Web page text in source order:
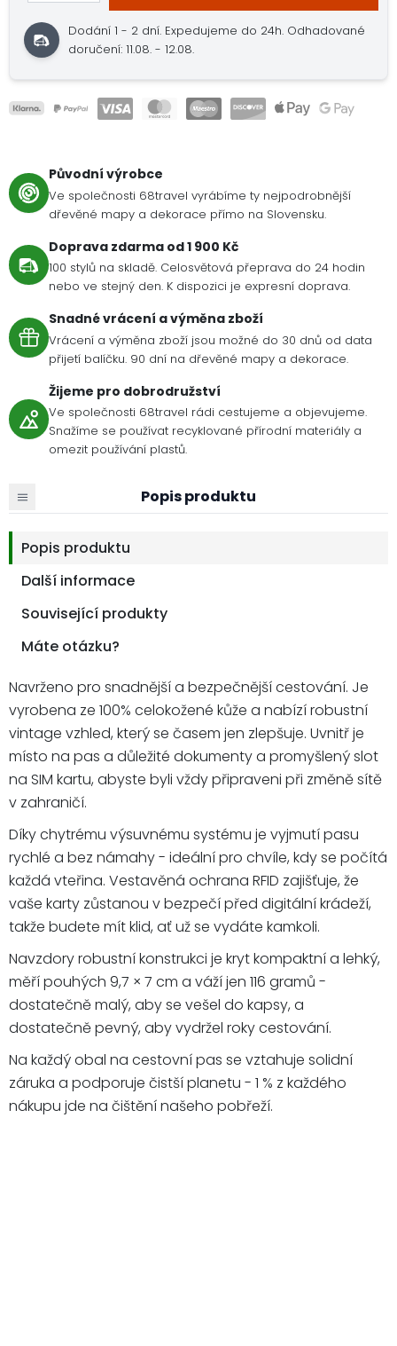
Dodání 1 - 2 dní. Expedujeme do 24h. Odhadované
doručení: 11.08. - 12.08.
Původní výrobce
Ve společnosti 68travel vyrábíme ty nejpodrobnější
dřevěné mapy a dekorace přímo na Slovensku.
Doprava zdarma od 1 900 Kč
100 stylů na skladě. Celosvětová přeprava do 24 hodin
nebo ve stejný den. K dispozici je expresní doprava.
Snadné vrácení a výměna zboží
Vrácení a výměna zboží jsou možné do 30 dnů od data
přijetí balíčku. 90 dní na dřevěné mapy a dekorace.
Žijeme pro dobrodružství
Ve společnosti 68travel rádi cestujeme a objevujeme.
Snažíme se používat recyklované přírodní materiály a
omezit používání plastů.
Popis produktu
Popis produktu
Další informace
Související produkty
Máte otázku?
Navrženo pro snadnější a bezpečnější cestování. Je
vyrobena ze 100% celokožené kůže a nabízí robustní
vintage vzhled, který se časem jen zlepšuje. Uvnitř je
místo na pas a důležité dokumenty a promyšlený slot
na SIM kartu, abyste byli vždy připraveni při změně sítě
v zahraničí.
Díky chytrému výsuvnému systému je vyjmutí pasu
rychlé a bez námahy - ideální pro chvíle, kdy se počítá
každá vteřina. Vestavěná ochrana RFID zajišťuje, že
vaše karty zůstanou v bezpečí před digitální krádeží,
takže budete mít klid, ať už se vydáte kamkoli.
Navzdory robustní konstrukci je kryt kompaktní a lehký,
měří pouhých 9,7 × 7 cm a váží jen 116 gramů -
dostatečně malý, aby se vešel do kapsy, a
dostatečně pevný, aby vydržel roky cestování.
Na každý obal na cestovní pas se vztahuje solidní
záruka a podporuje čistší planetu - 1 % z každého
nákupu jde na čištění našeho pobřeží.